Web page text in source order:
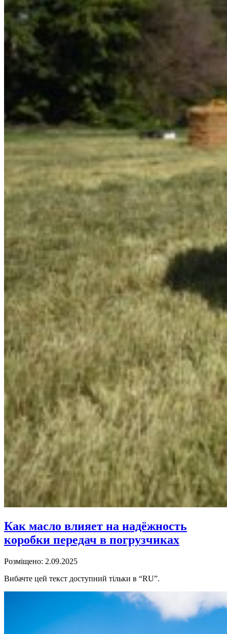
Как масло влияет на надёжность
коробки передач в погрузчиках
Розміщено: 2.09.2025
Вибачте цей текст доступний тільки в “RU”.